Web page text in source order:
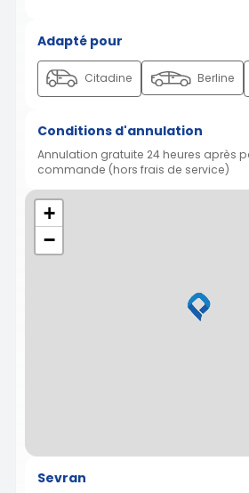
Adapté pour
Citadine Berline
Conditions d'annulation
Annulation gratuite 24 heures après
commande (hors frais de service)
+
−
Sevran